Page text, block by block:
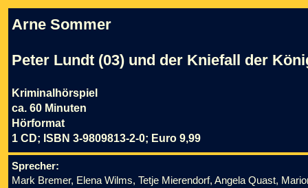
Arne Sommer
Peter Lundt (03) und der Kniefall der
Kriminalhörspiel
ca. 60 Minuten
Hörformat
1 CD; ISBN 3-9809813-2-0; Euro 9,99
Sprecher:
Mark Bremer, Elena Wilms, Tetje Mierendorf, Angela Quast,